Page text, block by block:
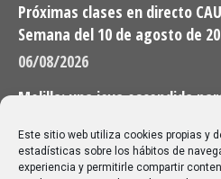
Este sitio web utiliza cookies propias y
estadísticas sobre los hábitos de
experiencia y permitirle compartir
Próximas clases en directo
Semana del 10 de agosto de
06/08/2026
Melilla: una joya escondida
28/07/2026
Buscar